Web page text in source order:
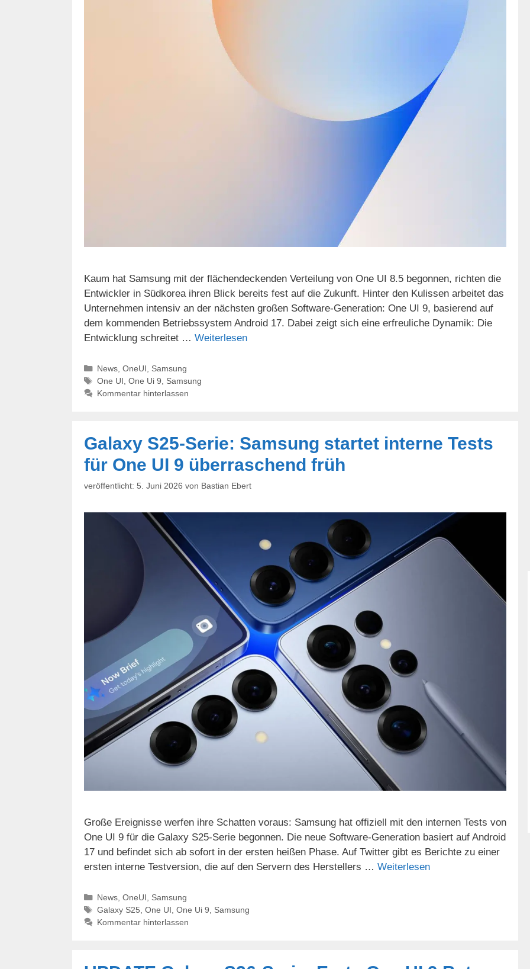
Kaum hat Samsung mit der flächendeckenden Verteilung von One UI 8.5 begonnen, richten die
Entwickler in Südkorea ihren Blick bereits fest auf die Zukunft. Hinter den Kulissen arbeitet das
Unternehmen intensiv an der nächsten großen Software-Generation: One UI 9, basierend auf
dem kommenden Betriebssystem Android 17. Dabei zeigt sich eine erfreuliche Dynamik: Die
Entwicklung schreitet … Weiterlesen
Kategorien
News, OneUI, Samsung
Schlagwörter
One UI, One Ui 9, Samsung
Kommentar hinterlassen
Galaxy S25-Serie: Samsung startet interne Tests
für One UI 9 überraschend früh
5. Juni 2026 von Bastian Ebert
Große Ereignisse werfen ihre Schatten voraus: Samsung hat offiziell mit den internen Tests von
One UI 9 für die Galaxy S25-Serie begonnen. Die neue Software-Generation basiert auf Android
17 und befindet sich ab sofort in der ersten heißen Phase. Auf Twitter gibt es Berichte zu einer
ersten interne Testversion, die auf den Servern des Herstellers … Weiterlesen
Kategorien
News, OneUI, Samsung
Schlagwörter
Galaxy S25, One UI, One Ui 9, Samsung
Kommentar hinterlassen